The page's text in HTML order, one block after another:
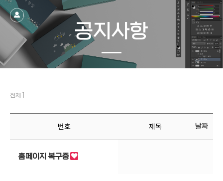
공지사항
전체 1
번호 제목 날짜
홈페이지 복구중